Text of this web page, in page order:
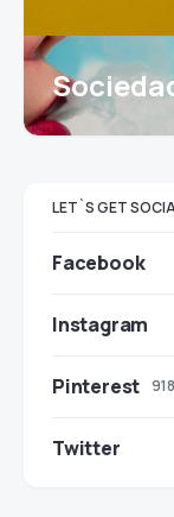
LET`S GET
Facebook
Instagram
Pinterest 918
Twitter